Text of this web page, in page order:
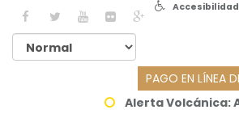
Accesibilidad
PAGO EN LÍNEA
Alerta Volcánica: